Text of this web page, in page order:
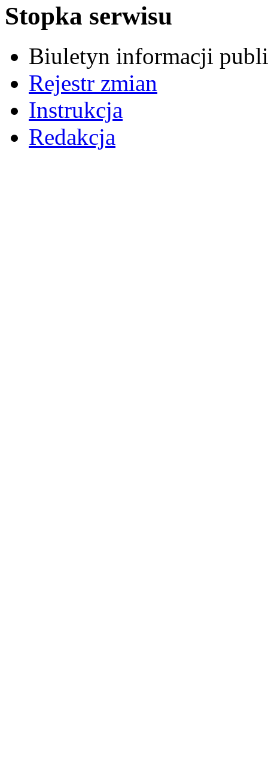
Stopka serwisu
Biuletyn informacji
Rejestr zmian
Instrukcja
Redakcja